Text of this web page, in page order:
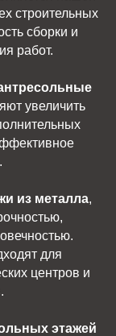
строительных
сборки и
работ.
увеличить
из металла,
для
центров и
этажей